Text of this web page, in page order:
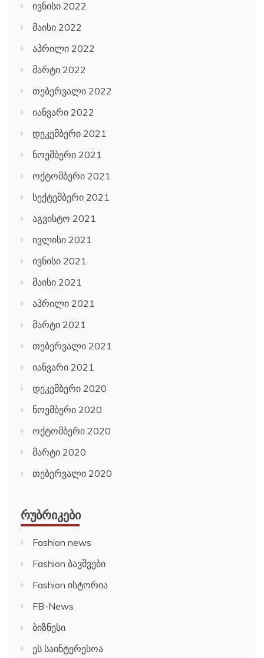
ივნისი 2022
მაისი 2022
აპრილი 2022
მარტი 2022
თებერვალი 2022
იანვარი 2022
დეკემბერი 2021
ნოემბერი 2021
ოქტომბერი 2021
სექტემბერი 2021
აგვისტო 2021
ივლისი 2021
ივნისი 2021
მაისი 2021
აპრილი 2021
მარტი 2021
თებერვალი 2021
იანვარი 2021
დეკემბერი 2020
ნოემბერი 2020
ოქტომბერი 2020
მარტი 2020
თებერვალი 2020
ᲠᲣᲑᲠᲘᲙᲔᲑᲘ
Fashion news
Fashion ბავშვები
Fashion ისტორია
FB-News
ბიზნესი
ეს საინტერესოა